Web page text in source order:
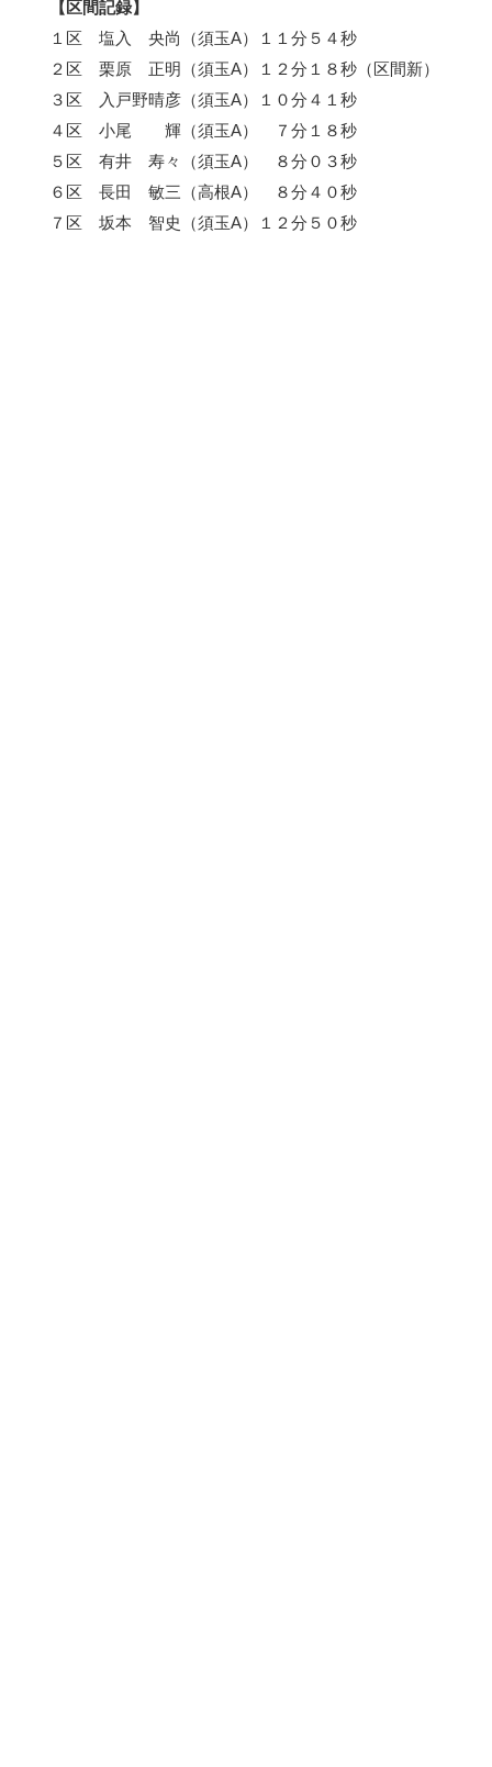
【区間記録】
１区 塩入 央尚（須玉A）１１分５４秒
２区 栗原 正明（須玉A）１２分１８秒（区間新）
３区 入戸野晴彦（須玉A）１０分４１秒
４区 小尾 輝（須玉A） ７分１８秒
５区 有井 寿々（須玉A） ８分０３秒
６区 長田 敏三（高根A） ８分４０秒
７区 坂本 智史（須玉A）１２分５０秒